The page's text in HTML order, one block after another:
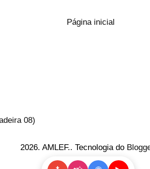
Página inicial
08)
2026. AMLEF.. Tecnologia do